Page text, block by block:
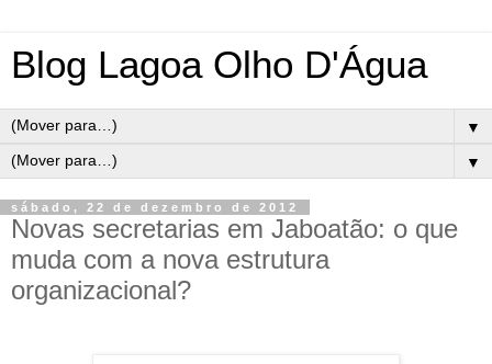
Blog Lagoa Olho D'Água
▼
▼
sábado, 22 de dezembro de 2012
Novas secretarias em Jaboatão: o que
muda com a nova estrutura
organizacional?